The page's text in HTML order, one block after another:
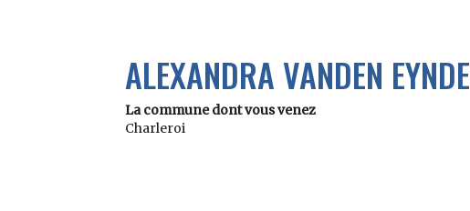
ALEXANDRA VANDEN EYNDE
La commune dont vous venez
Charleroi